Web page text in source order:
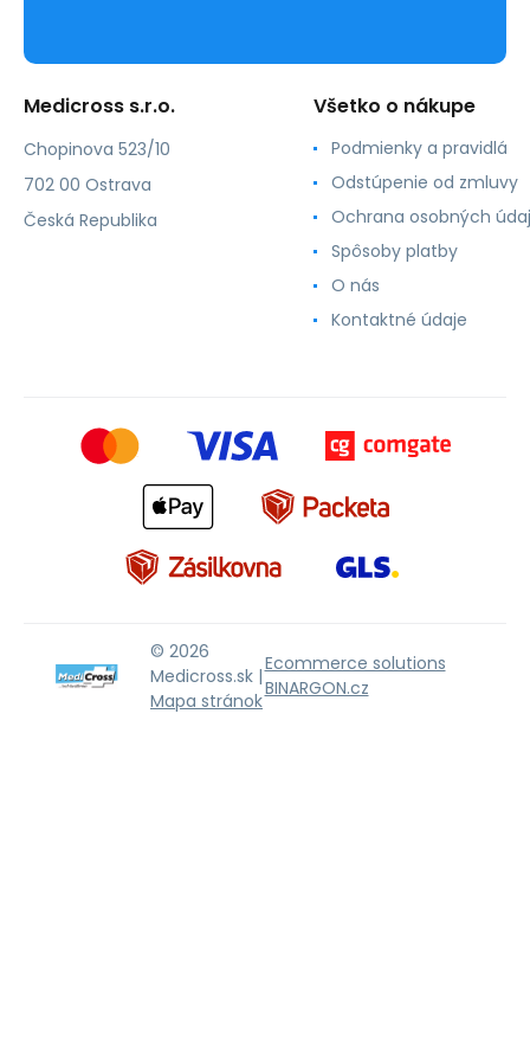
Medicross s.r.o.
Chopinova 523/10
702 00 Ostrava
Česká Republika
Všetko o nákupe
Podmienky a pravidlá
Odstúpenie od zmluvy
Ochrana osobných
Spôsoby platby
O nás
Kontaktné údaje
© 2026
Medicross.sk |
Mapa stránok
Ecommerce solutions
BINARGON.cz